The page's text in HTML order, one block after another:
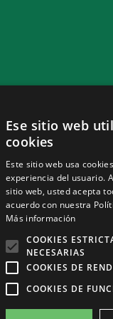
Integral S.L.
Ese sitio web
cookies
Este sitio web usa
experiencia del usuario.
sitio web, usted acepta
acuerdo con nuestra
Más información
COOKIES
NECESARIAS
COOKIES DE
COOKIES DE